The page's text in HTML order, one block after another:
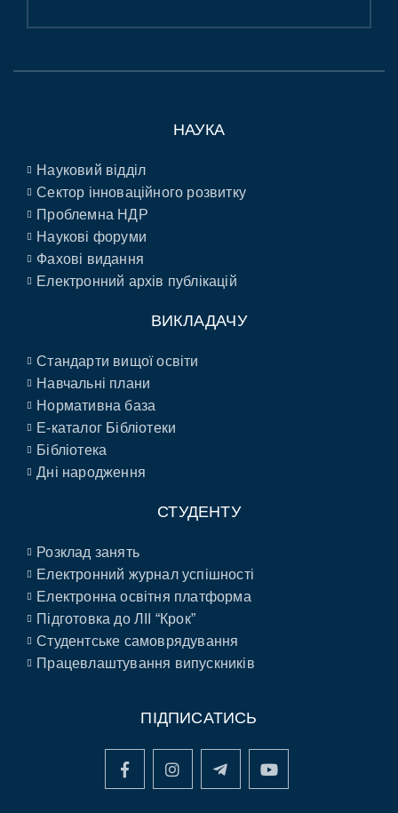
НАУКА
Науковий відділ
Сектор інноваційного розвитку
Проблемна НДР
Наукові форуми
Фахові видання
Електронний архів публікацій
ВИКЛАДАЧУ
Стандарти вищої освіти
Навчальні плани
Нормативна база
E-каталог Бібліотеки
Бібліотека
Дні народження
СТУДЕНТУ
Розклад занять
Електронний журнал успішності
Електронна освітня платформа
Підготовка до ЛІІ “Крок”
Студентське самоврядування
Працевлаштування випускників
ПІДПИСАТИСЬ